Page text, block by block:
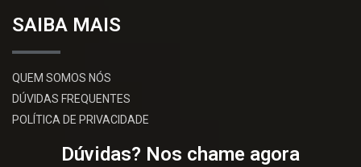
SAIBA MAIS
QUEM SOMOS NÓS
DÚVIDAS FREQUENTES
POLÍTICA DE PRIVACIDADE
Dúvidas? Nos chame agora